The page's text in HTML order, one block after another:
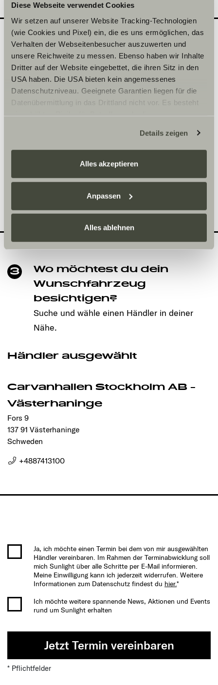
Diese Webseite verwendet Cookies
Wir setzen auf unserer Website Tracking-Technologien
(wie Cookies und Pixel) ein, die es uns ermöglichen, das
Verhalten der Webseitenbesucher auszuwerten und
unsere Reichweite zu messen. Ebenso haben wir Inhalte
Dritter auf der Website eingebettet, die ihren Sitz in den
USA haben. Die USA bieten kein angemessenes
Datenschutzniveau. Geeignete Garantien liegen für die
Datenübermittlung in das Drittland nicht vor. Es besteht
zustehen. Eingesetzte Dienstleister können Daten für
eigene Zwecke verarbeiten und mit anderen Daten
zusammenführen. Weitere Informationen finden Sie hier:
Sunlight Business. Akzeptieren Sie oder wählen Sie
einzelne Cookies/Dienste in den Einstellungen aus,
erteilen Sie uns Ihre Einwilligung zur Verarbeitung Ihrer
freiwillig, für den Besuch der Website nicht erforderlich
und kann jederzeit über die Einstellungen widerrufen
notwendigen Cookies auf der Webseite gesetzt, die für
den störungsfreien Betrieb der Webseite und die
Ermöglichung der Seitennavigation erforderlich sind.
Details zeigen
Alles akzeptieren
Anpassen
Alles ablehnen
2
Welche Baureihe würdest
du gerne besichtigen?
Trage hier dein Wunschdatum ein!
Baureihe wählen*
3
Wo möchtest du dein
Wunschfahrzeug
besichtigen?
Suche und wähle einen Händler in deiner
Nähe.
Händler ausgewählt
Carvanhallen Stockholm AB -
Västerhaninge
Fors 9
137 91 Västerhaninge
Schweden
+4887413100
Ja, ich möchte einen Termin bei dem von mir ausgewählten
Händler vereinbaren. Im Rahmen der Terminabwicklung soll
mich Sunlight über alle Schritte per E-Mail informieren.
Meine Einwilligung kann ich jederzeit widerrufen. Weitere
Informationen zum Datenschutz findest du hier.*
Ich möchte weitere spannende News, Aktionen und Events
rund um Sunlight erhalten
Jetzt Termin vereinbaren
* Pflichtfelder